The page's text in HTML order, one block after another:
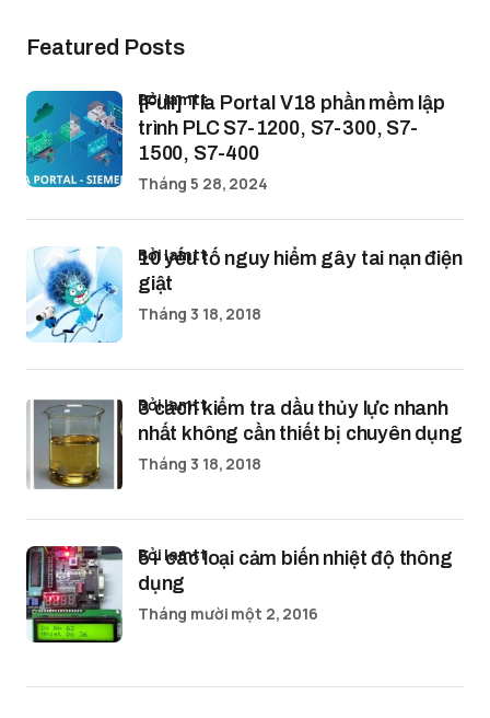
Featured Posts
[Full] Tia Portal V18 phần mềm lập
trình PLC S7-1200, S7-300, S7-
1500, S7-400
bởi lamtt
Tháng 5 28, 2024
10 yếu tố nguy hiểm gây tai nạn điện
giật
bởi lamtt
Tháng 3 18, 2018
3 cách kiểm tra dầu thủy lực nhanh
nhất không cần thiết bị chuyên dụng
bởi lamtt
Tháng 3 18, 2018
5+ các loại cảm biến nhiệt độ thông
dụng
bởi lamtt
Tháng mười một 2, 2016